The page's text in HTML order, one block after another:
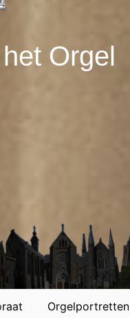
Orgel
Orgelportretten